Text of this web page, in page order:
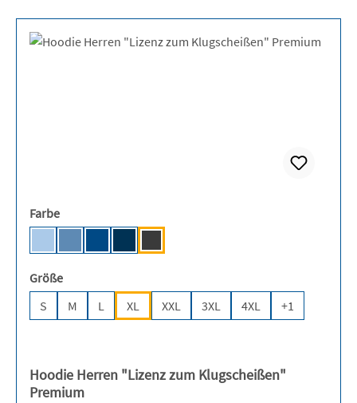
Farbeauswählen
Light Blue [NE]
Dusty Indigo [NE]
Royal [JN]
Navy [JN]Dark Heather [NE]
Größeauswählen
S
M L XL XXL 3XL 4XL
(Diese Option ist
+1
Hoodie Herren "Lizenz zum Klugscheißen"
Premium